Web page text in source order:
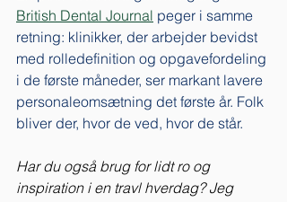
British Dental Journal peger i samme
retning: klinikker, der arbejder bevidst
med rolledefinition og opgavefordeling
i de første måneder, ser markant lavere
personaleomsætning det første år. Folk
bliver der, hvor de ved, hvor de står.
Har du også brug for lidt ro og
inspiration i en travl hverdag? Jeg